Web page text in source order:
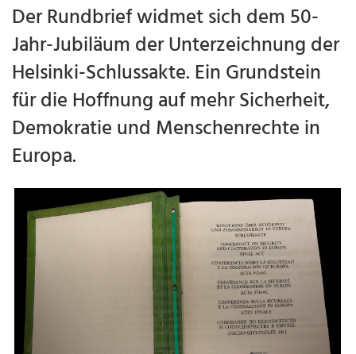
Der Rundbrief widmet sich dem 50-
Jahr-Jubiläum der Unterzeichnung der
Helsinki-Schlussakte. Ein Grundstein
für die Hoffnung auf mehr Sicherheit,
Demokratie und Menschenrechte in
Europa.